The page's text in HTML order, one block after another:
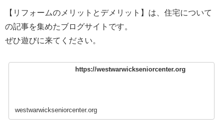
【リフォームのメリットとデメリット】は、住宅について
の記事を集めたブログサイトです。
ぜひ遊びに来てください。
https://westwarwickseniorcenter.org
westwarwickseniorcenter.org